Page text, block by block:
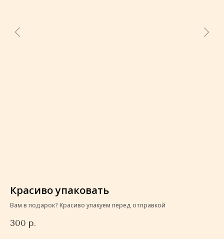
Красиво упаковать
Вам в подарок? Красиво упакуем перед отправкой
300 р.